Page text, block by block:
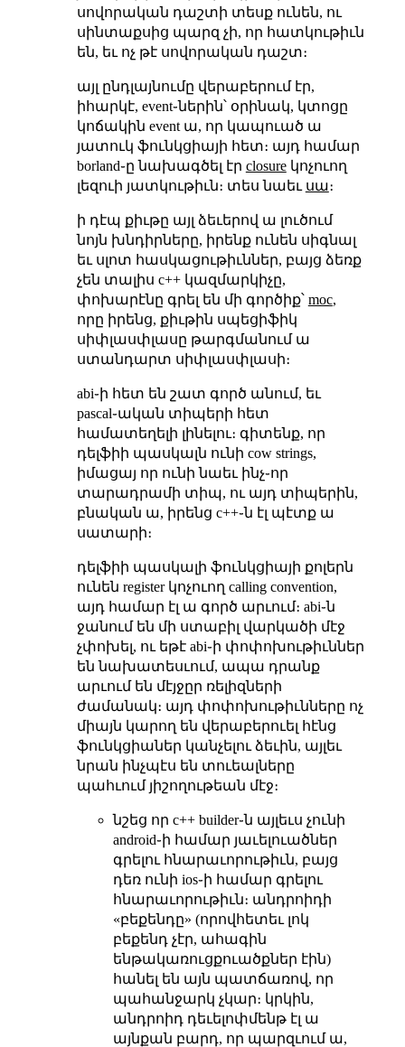
սովորական դաշտի տեսք ունեն, ու
սինտաքսից պարզ չի, որ հատկութիւն
են, եւ ոչ թէ սովորական դաշտ։
այլ ընդլայնումը վերաբերում էր,
իհարկէ, event֊ներին՝ օրինակ, կտոցը
կոճակին event ա, որ կապուած ա
յատուկ ֆունկցիայի հետ։ այդ համար
borland֊ը նախագծել էր closureկոչուող
լեզուի յատկութիւն։ տես նաեւ սա։
ի դէպ քիւթը այլ ձեւերով ա լուծում
նոյն խնդիրները, իրենք ունեն սիգնալ
եւ սլոտ հասկացութիւններ, բայց ձեռք
չեն տալիս c++ կազմարկիչը,
փոխարէնը գրել են մի գործիք՝ moc,
որը իրենց, քիւթին սպեցիֆիկ
սիփլասփլասը թարգմանում ա
ստանդարտ սիփլասփլասի։
abi֊ի հետ են շատ գործ անում, եւ
pascal֊ական տիպերի հետ
համատեղելի լինելու։ գիտենք, որ
դելֆիի պասկալն ունի cow strings,
իմացայ որ ունի նաեւ ինչ֊որ
տարադրամի տիպ, ու այդ տիպերին,
բնական ա, իրենց c++֊ն էլ պէտք ա
սատարի։
դելֆիի պասկալի ֆունկցիայի քոլերն
ունեն register կոչուող calling convention,
այդ համար էլ ա գործ արւում։ abi֊ն
ջանում են մի ստաբիլ վարկածի մէջ
չփոխել, ու եթէ abi֊ի փոփոխութիւններ
են նախատեսւում, ապա դրանք
արւում են մէյջըր ռելիզների
ժամանակ։ այդ փոփոխութիւնները ոչ
միայն կարող են վերաբերուել հէնց
ֆունկցիաներ կանչելու ձեւին, այլեւ
նրան ինչպէս են տուեալները
պահւում յիշողութեան մէջ։
նշեց որ c++ builder֊ն այլեւս չունի
android֊ի համար յաւելուածներ
գրելու հնարաւորութիւն, բայց
դեռ ունի ios֊ի համար գրելու
հնարաւորութիւն։ անդրոիդի
«բեքենդը» (որովհետեւ լոկ
բեքենդ չէր, ահագին
ենթակառուցքուածքներ էին)
հանել են այն պատճառով, որ
պահանջարկ չկար։ կրկին,
անդրոիդ դեւելոփմենթ էլ ա
այնքան բարդ, որ պարզւում ա,